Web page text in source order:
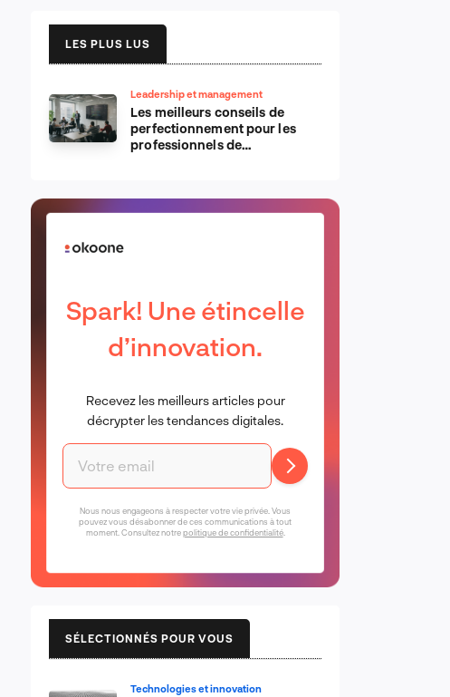
LES PLUS LUS
Leadership et management
Les meilleurs conseils de
perfectionnement pour les
professionnels de
Spark! Une étincelle
d’innovation.
Recevez les meilleurs articles pour
décrypter les tendances digitales.
Nous nous engageons à respecter votre vie privée. Vous
pouvez vous désabonner de ces communications à tout
moment. Consultez notrepolitique de confidentialité.
SÉLECTIONNÉS POUR VOUS
Technologies et innovation